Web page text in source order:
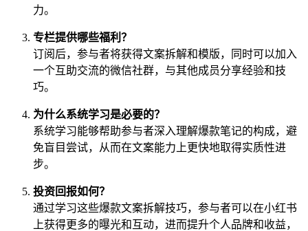
力。
专栏提供哪些福利？
订阅后，参与者将获得文案拆解和模版，同时可以加入
一个互助交流的微信社群，与其他成员分享经验和技
巧。
为什么系统学习是必要的？
系统学习能够帮助参与者深入理解爆款笔记的构成，避
免盲目尝试，从而在文案能力上更快地取得实质性进
步。
投资回报如何？
通过学习这些爆款文案拆解技巧，参与者可以在小红书
上获得更多的曝光和互动，进而提升个人品牌和收益，